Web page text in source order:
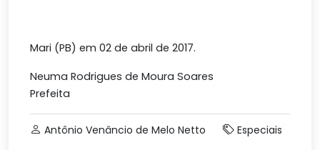
Mari (PB) em 02 de abril de 2017.
Neuma Rodrigues de Moura Soares
Prefeita
Antônio Venâncio de Melo Netto Especiais